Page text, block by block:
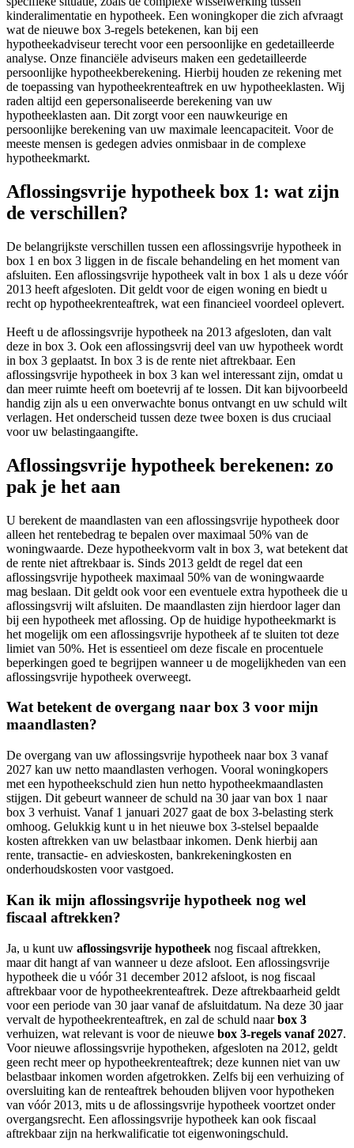
kinderalimentatie en hypotheek. Een woningkoper die zich afvraagt
wat de nieuwe box 3-regels betekenen, kan bij een
hypotheekadviseur terecht voor een persoonlijke en gedetailleerde
analyse. Onze financiële adviseurs maken een gedetailleerde
persoonlijke hypotheekberekening. Hierbij houden ze rekening met
de toepassing van hypotheekrenteaftrek en uw hypotheeklasten. Wij
raden altijd een gepersonaliseerde berekening van uw
hypotheeklasten aan. Dit zorgt voor een nauwkeurige en
persoonlijke berekening van uw maximale leencapaciteit. Voor de
meeste mensen is gedegen advies onmisbaar in de complexe
hypotheekmarkt.
Aflossingsvrije hypotheek box 1: wat zijn
de verschillen?
De belangrijkste verschillen tussen een aflossingsvrije hypotheek in
box 1 en box 3 liggen in de fiscale behandeling en het moment van
afsluiten. Een aflossingsvrije hypotheek valt in box 1 als u deze vóór
2013 heeft afgesloten. Dit geldt voor de eigen woning en biedt u
recht op hypotheekrenteaftrek, wat een financieel voordeel oplevert.
Heeft u de aflossingsvrije hypotheek na 2013 afgesloten, dan valt
deze in box 3. Ook een aflossingsvrij deel van uw hypotheek wordt
in box 3 geplaatst. In box 3 is de rente niet aftrekbaar. Een
aflossingsvrije hypotheek in box 3 kan wel interessant zijn, omdat u
dan meer ruimte heeft om boetevrij af te lossen. Dit kan bijvoorbeeld
handig zijn als u een onverwachte bonus ontvangt en uw schuld wilt
verlagen. Het onderscheid tussen deze twee boxen is dus cruciaal
voor uw belastingaangifte.
Aflossingsvrije hypotheek berekenen: zo
pak je het aan
U berekent de maandlasten van een aflossingsvrije hypotheek door
alleen het rentebedrag te bepalen over maximaal 50% van de
woningwaarde. Deze hypotheekvorm valt in box 3, wat betekent dat
de rente niet aftrekbaar is. Sinds 2013 geldt de regel dat een
aflossingsvrije hypotheek maximaal 50% van de woningwaarde
mag beslaan. Dit geldt ook voor een eventuele extra hypotheek die u
aflossingsvrij wilt afsluiten. De maandlasten zijn hierdoor lager dan
bij een hypotheek met aflossing. Op de huidige hypotheekmarkt is
het mogelijk om een aflossingsvrije hypotheek af te sluiten tot deze
limiet van 50%. Het is essentieel om deze fiscale en procentuele
beperkingen goed te begrijpen wanneer u de mogelijkheden van een
aflossingsvrije hypotheek overweegt.
Wat betekent de overgang naar box 3 voor mijn
maandlasten?
De overgang van uw aflossingsvrije hypotheek naar box 3 vanaf
2027 kan uw netto maandlasten verhogen. Vooral woningkopers
met een hypotheekschuld zien hun netto hypotheekmaandlasten
stijgen. Dit gebeurt wanneer de schuld na 30 jaar van box 1 naar
box 3 verhuist. Vanaf 1 januari 2027 gaat de box 3-belasting sterk
omhoog. Gelukkig kunt u in het nieuwe box 3-stelsel bepaalde
kosten aftrekken van uw belastbaar inkomen. Denk hierbij aan
rente, transactie- en advieskosten, bankrekeningkosten en
onderhoudskosten voor vastgoed.
Kan ik mijn aflossingsvrije hypotheek nog wel
fiscaal aftrekken?
Ja, u kunt uw aflossingsvrije hypotheek nog fiscaal aftrekken,
maar dit hangt af van wanneer u deze afsloot. Een aflossingsvrije
hypotheek die u vóór 31 december 2012 afsloot, is nog fiscaal
aftrekbaar voor de hypotheekrenteaftrek. Deze aftrekbaarheid geldt
voor een periode van 30 jaar vanaf de afsluitdatum. Na deze 30 jaar
vervalt de hypotheekrenteaftrek, en zal de schuld naarbox 3
verhuizen, wat relevant is voor de nieuwe box 3-regels vanaf 2027.
Voor nieuwe aflossingsvrije hypotheken, afgesloten na 2012, geldt
geen recht meer op hypotheekrenteaftrek; deze kunnen niet van uw
belastbaar inkomen worden afgetrokken. Zelfs bij een verhuizing of
oversluiting kan de renteaftrek behouden blijven voor hypotheken
van vóór 2013, mits u de aflossingsvrije hypotheek voortzet onder
overgangsrecht. Een aflossingsvrije hypotheek kan ook fiscaal
aftrekbaar zijn na herkwalificatie tot eigenwoningschuld.